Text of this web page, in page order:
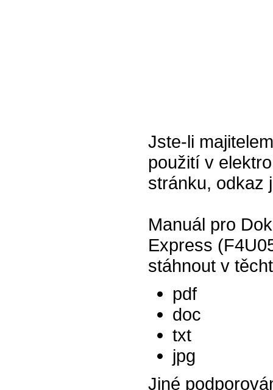
Jste-li
použití v
stránku, odkaz
Manuál pro
Express
stáhnout v
pdf
doc
txt
jpg
Jiné